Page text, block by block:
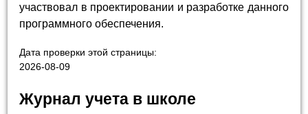
участвовал в проектировании и разработке данного
программного обеспечения.
Дата проверки этой страницы:
2026-08-09
Журнал учета в школе